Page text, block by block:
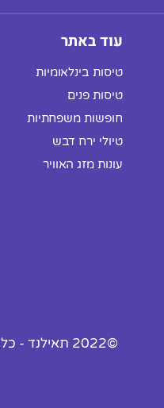
עוד באתר
טיסות בינלאומיות
טיסות פנים
חופשות משפחתיות
טיולי ירח דבש
עונות מזג האוויר
©2022 תאילנד - כל הזכויות שמורות